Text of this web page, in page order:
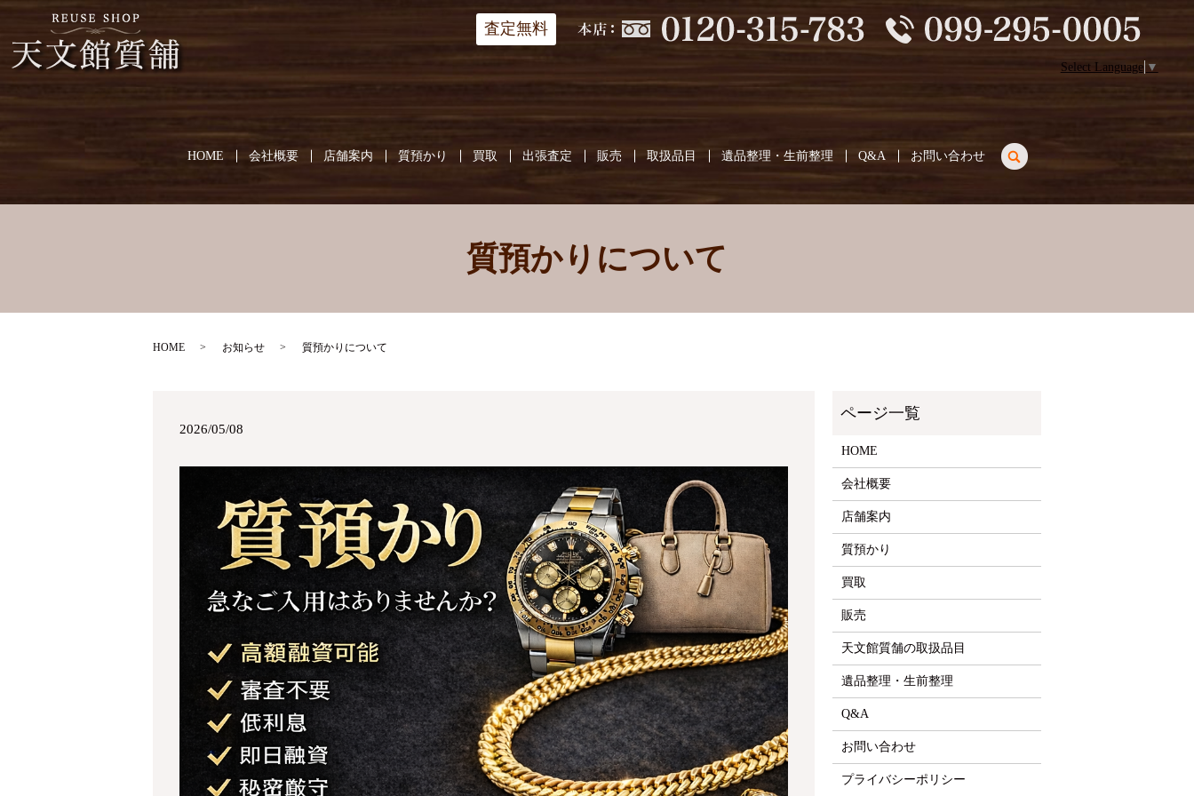
HOME 会社概要 店舗案内 質預かり 買取 出張査定 販売 取扱品目 遺品整理・生前整理 Q&A お問い合わせ search
査定無料
Select Language ▼
質預かりについて
HOME お知らせ 質預かりについて
2026/05/08
HOME
会社概要
店舗案内
質預かり
買取
販売
天文館質舗の取扱品目
遺品整理・生前整理
Q&A
お問い合わせ
プライバシーポリシー